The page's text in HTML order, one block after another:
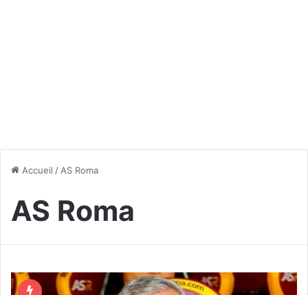
Accueil / AS Roma
AS Roma